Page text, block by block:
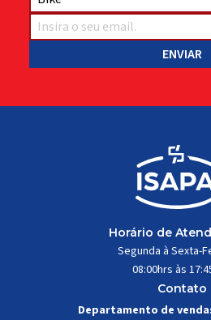
Horário de
Segunda à Sexta-
08:00hrs às
Contato
Departamento de